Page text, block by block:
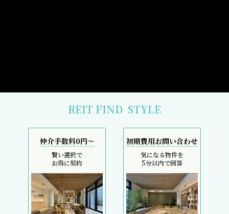
REIT FIND STYLE
仲介手数料0円～
賢い選択で
お得に契約
初期費用お問い合わせ
気になる物件を
5分以内で回答